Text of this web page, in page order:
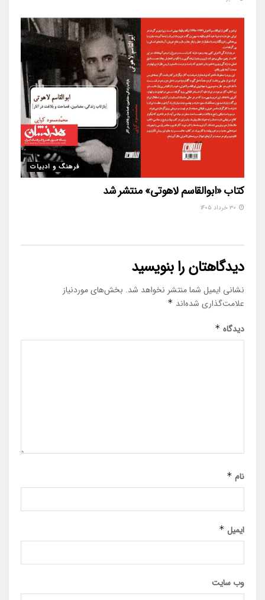
فرهنگ و ادبیات
کتاب «ابوالقاسم لاهوتی» منتشر شد
دیدگاهتان را بنویسید
نشانی ایمیل شما منتشر نخواهد شد. بخش‌های موردنیاز
علامت‌گذاری شده‌اند *
دیدگاه *
نام *
ایمیل *
وب‌ سایت